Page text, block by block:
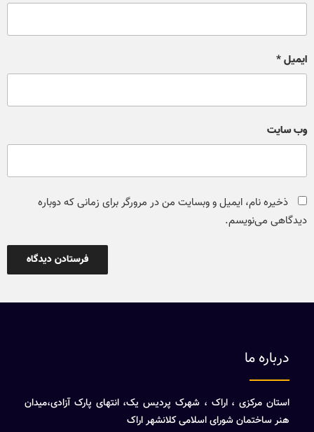
ایمیل*
وب‌ سایت
ذخیره نام، ایمیل و وبسایت من در مرورگر برای زمانی که دوباره
دیدگاهی می‌نویسم.
درباره ما
استان مرکزی ، اراک ، شهرک پردیس یک، انتهای پارک آزادی،میدان
هنر ساختمان شورای اسلامی کلانشهر اراک